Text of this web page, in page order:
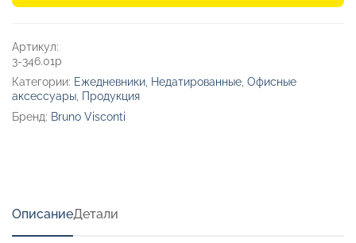
«Image»
Артикул:
3-346.01p
Категории: Ежедневники Недатированные Офисные
аксессуары Продукция
Бренд: Bruno Visconti
ОписаниеДетали